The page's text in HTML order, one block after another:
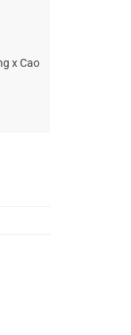
x Cao